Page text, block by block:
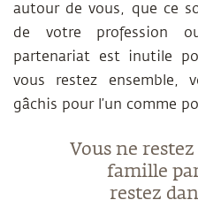
autour de vous, que ce
de votre profession
partenariat est inutile
vous restez ensemble,
gâchis pour l’un comme
Vous ne
famille
restez